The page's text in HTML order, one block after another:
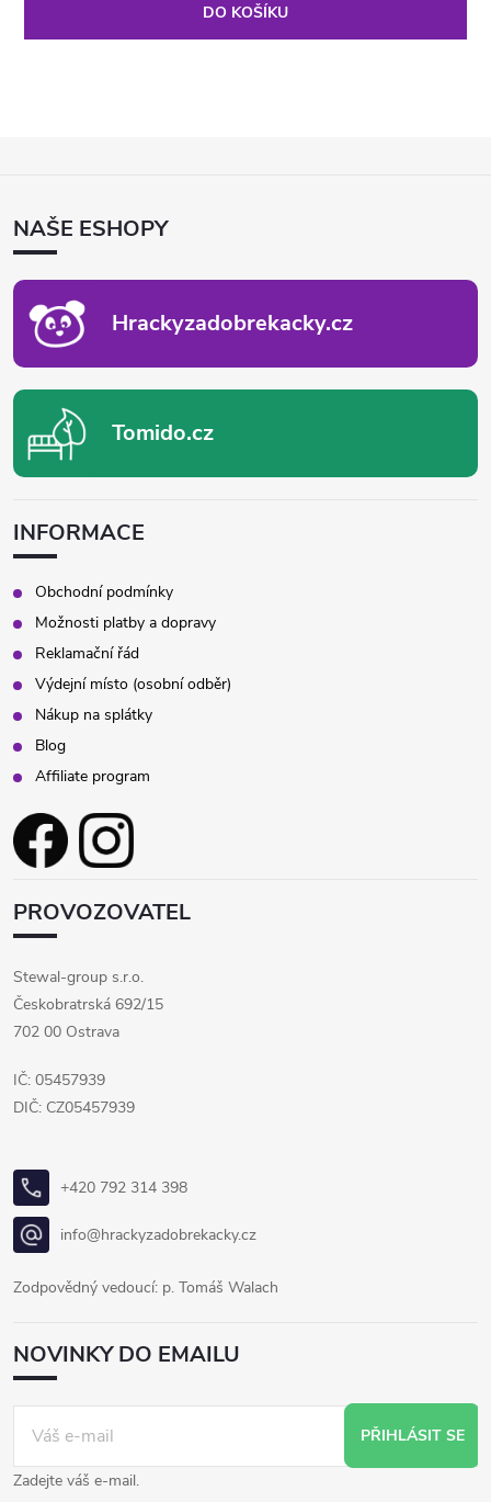
DO KOŠÍKU
ANAŠE ESHOPY
Hrackyzadobrekacky.cz
Tomido.cz
INFORMACE
Obchodní podmínky
Možnosti platby a dopravy
Reklamační řád
Výdejní místo (osobní odběr)
Nákup na splátky
Blog
Affiliate program
PROVOZOVATEL
Stewal-group s.r.o.
Českobratrská 692/15
702 00 Ostrava
IČ: 05457939
DIČ: CZ05457939
+420 792 314 398
info@hrackyzadobrekacky.cz
Zodpovědný vedoucí: p. Tomáš Walach
NOVINKY DO EMAILU
PŘIHLÁSIT SE
Zadejte váš e-mail.